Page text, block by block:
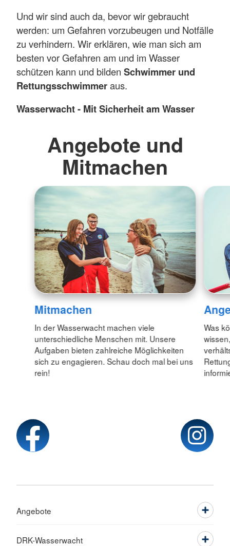
Und wir sind auch da, bevor wir gebraucht
werden: um Gefahren vorzubeugen und Notfälle
zu verhindern. Wir erklären, wie man sich am
besten vor Gefahren am und im Wasser
schützen kann und bilden Schwimmer und
Rettungsschwimmeraus.
Wasserwacht - Mit Sicherheit am Wasser
Angebote und
Mitmachen
Mitmachen
In der Wasserwacht machen viele
unterschiedliche Menschen mit. Unsere
Aufgaben bieten zahlreiche Möglichkeiten
sich zu engagieren. Schau doch mal bei uns
rein!
Was
Angebote
DRK-Wasserwacht